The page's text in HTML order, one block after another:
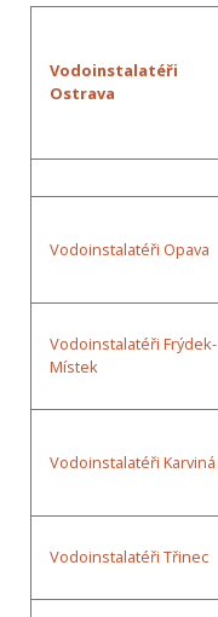
Vodoinstalatéři
Ostrava
Vodoinstalatéři Opava
Vodoinstalatéři Frýdek-
Místek
Vodoinstalatéři Karviná
Vodoinstalatéři Třinec